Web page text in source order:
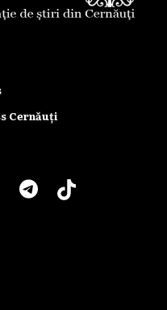
Cernăuți